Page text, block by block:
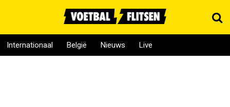
Internationaal België Nieuws Live